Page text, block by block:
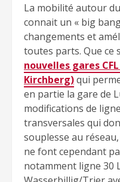
La mobilité autour
connait un « big
changements et
toutes parts. Que ce
nouvelles gares
Kirchberg)qui
en partie la gare de
modifications de
transversales qui
souplesse au
ne font cependant
notamment ligne 30